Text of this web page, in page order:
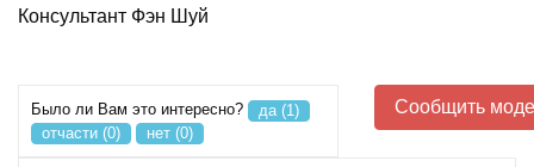
Консультант Фэн Шуй
Было ли Вам это интересно?
да (1)
отчасти (0)
нет (0)
Сообщить